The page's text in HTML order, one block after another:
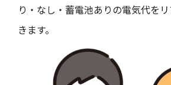
り・なし・蓄電池ありの電気代を
きます。